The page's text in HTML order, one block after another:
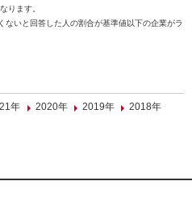
ります。
いと回答した人の割合が基準値以下の企業がラ
年 2020年 2019年
2018年